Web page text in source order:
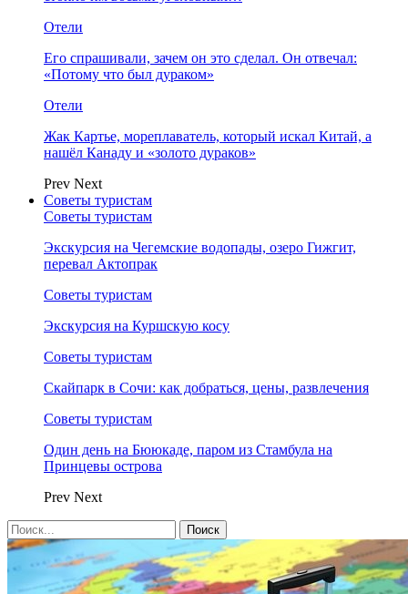
Отели
Его спрашивали, зачем он это сделал. Он отвечал:
«Потому что был дураком»
Отели
Жак Картье, мореплаватель, который искал Китай, а
нашёл Канаду и «золото дураков»
Prev Next
Советы туристам
Советы туристам
Экскурсия на Чегемские водопады, озеро Гижгит,
перевал Актопрак
Советы туристам
Экскурсия на Куршскую косу
Советы туристам
Скайпарк в Сочи: как добраться, цены, развлечения
Советы туристам
Один день на Бююкаде, паром из Стамбула на
Принцевы острова
Prev Next